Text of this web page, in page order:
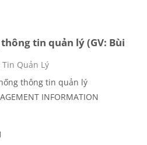
tin quản lý (GV: Bùi
Quản Lý
thông tin quản lý
INFORMATION